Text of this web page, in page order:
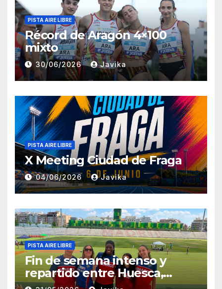
PISTA AIRE LIBRE
Récord de Aragón 4×100
mixto
30/06/2026 Javika
PISTA AIRE LIBRE
X Meeting Ciudad de Fraga
04/06/2026 Javika
PISTA AIRE LIBRE
Fin de semana intenso y
repartido entre Huesca,
Zaragoza y Madrid para el